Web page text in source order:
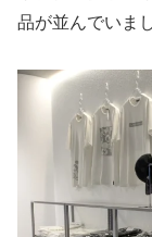
品が並んでいま